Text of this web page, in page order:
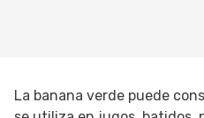
La banana verde puede